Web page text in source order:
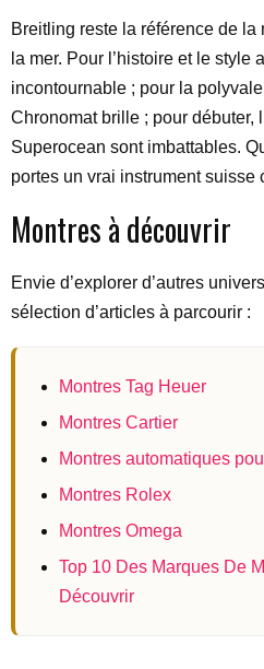
Breitling reste la référence de la
la mer. Pour l’histoire et le style
incontournable ; pour la
Chronomat brille ; pour débuter,
Superocean sont imbattables.
portes un vrai instrument suisse
Montres à découvrir
Envie d’explorer d’autres
sélection d’articles à parcourir :
Montres Tag Heuer
Montres Cartier
Montres automatiques
Montres Rolex
Montres Omega
Top 10 Des Marques De
Découvrir